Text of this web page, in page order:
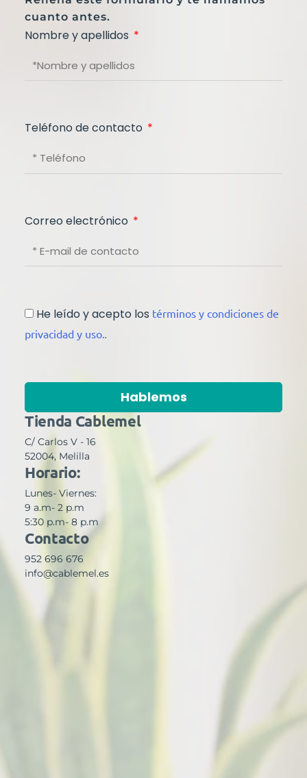
Tienda Cablemel
C/ Carlos V - 16
52004, Melilla
Horario:
Lunes- Viernes:
9 a.m- 2 p.m
5:30 p.m- 8 p.m
Contacto
952 696 676
info@cablemel.es
cuanto antes.
Nombre y apellidos
Teléfono de contacto
Correo electrónico
He leído y acepto los términos y condiciones de
privacidad y uso..
Hablemos